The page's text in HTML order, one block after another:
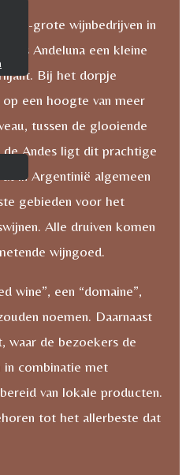
grote wijnbedrijven in
is Andeluna een kleine
Bij het dorpje
een hoogte van meer
tussen de glooiende
de Andes ligt dit prachtige
in Argentinië algemeen
gebieden voor het
Alle druiven komen
wijngoed.
wine”, een “domaine”,
noemen. Daarnaast
waar de bezoekers de
in combinatie met
van lokale producten.
tot het allerbeste dat